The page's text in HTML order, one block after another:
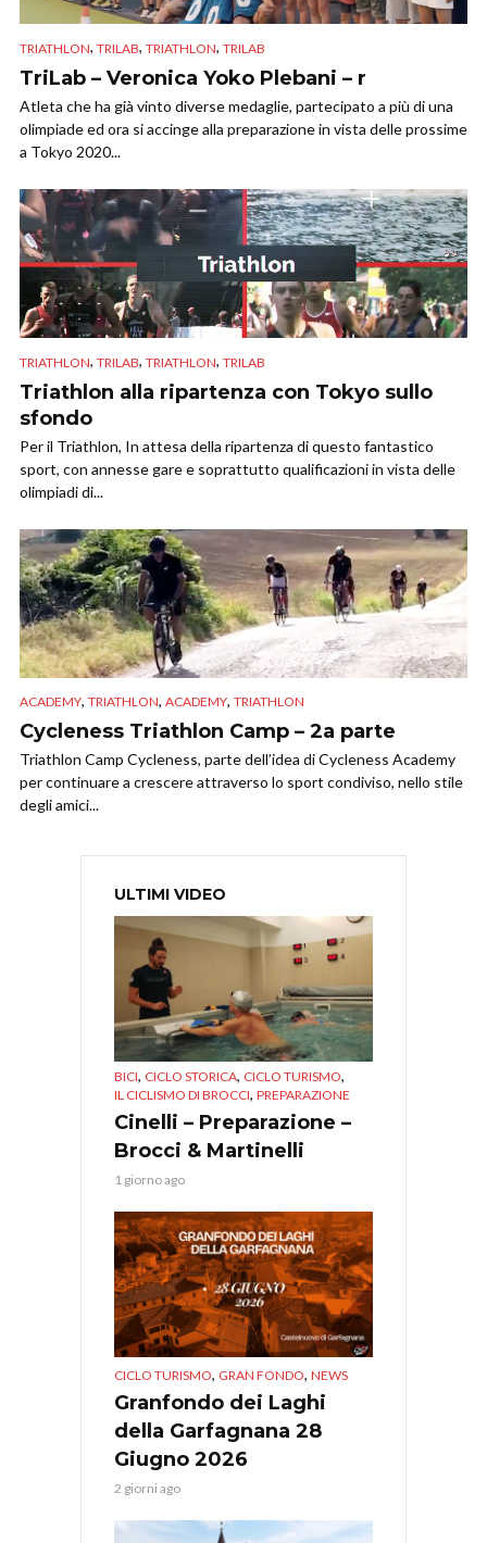
TRIATHLON, TRILAB, TRIATHLON, TRILAB
TriLab – Veronica Yoko Plebani – r
Atleta che ha già vinto diverse medaglie, partecipato a più di una
olimpiade ed ora si accinge alla preparazione in vista delle prossime
a Tokyo 2020...
TRIATHLON, TRILAB, TRIATHLON, TRILAB
Triathlon alla ripartenza con Tokyo sullo
sfondo
Per il Triathlon, In attesa della ripartenza di questo fantastico
sport, con annesse gare e soprattutto qualificazioni in vista delle
olimpiadi di...
ACADEMY, TRIATHLON, ACADEMY, TRIATHLON
Cycleness Triathlon Camp – 2a parte
Triathlon Camp Cycleness, parte dell’idea di Cycleness Academy
per continuare a crescere attraverso lo sport condiviso, nello stile
degli amici...
ULTIMI VIDEO
BICI, CICLO STORICA, CICLO TURISMO,
IL CICLISMO DI BROCCI, PREPARAZIONE
Cinelli – Preparazione –
Brocci & Martinelli
1 giorno ago
CICLO TURISMO, GRAN FONDO, NEWS
Granfondo dei Laghi
della Garfagnana 28
Giugno 2026
2 giorni ago